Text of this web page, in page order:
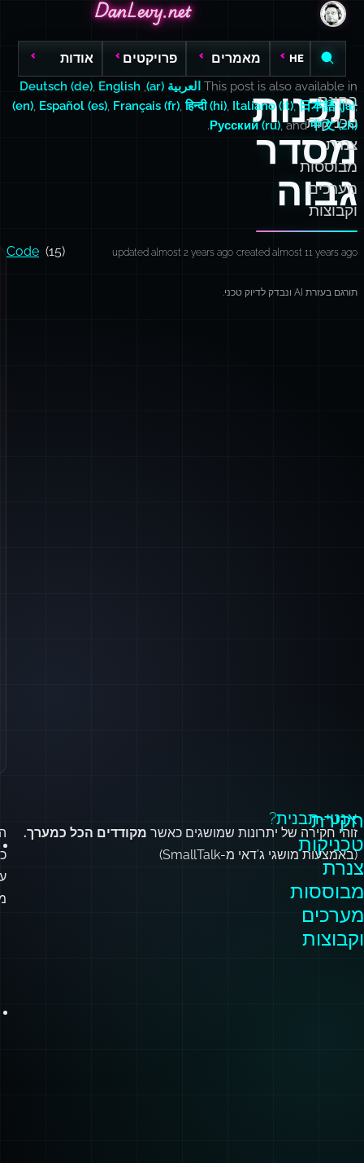
DanLevy.net
DanLevy.net
DanLevy.net
HE מאמרים פרויקטים אודות
תכנות
מסדר
גבוה
בחינת
טכניקות
צנרת
מבוססות
מערכים
וקבוצות
This post is also available in العربية (ar) ,
Deutsch (de), English
(en), Español (es), Français (fr),हिन्दी (hi), Italiano (it),日本語 (ja),
Русский (ru), and中文 (zh)
.
created almost 11 years ago
updated almost 2 years ago
Code (15)
תורגם בעזרת AI ונבדק לדיוק טכני.
חקירת
טכניקות
צנרת
מבוססות
מערכים
וקבוצות
אנטי-תבנית?
זוהי חקירה של יתרונות שמושגים כאשר מקודדים הכל כמערך.
(באמצעות מושגי ג’דאי מ-SmallTalk)